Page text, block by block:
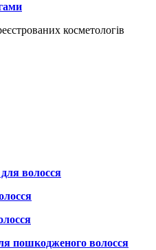
косметологів
волосся
пошкодженого волосся